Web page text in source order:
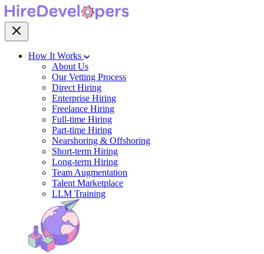
How It Works
About Us
Our Vetting Process
Direct Hiring
Enterprise Hiring
Freelance Hiring
Full-time Hiring
Part-time Hiring
Nearshoring & Offshoring
Short-term Hiring
Long-term Hiring
Team Augmentation
Talent Marketplace
LLM Training